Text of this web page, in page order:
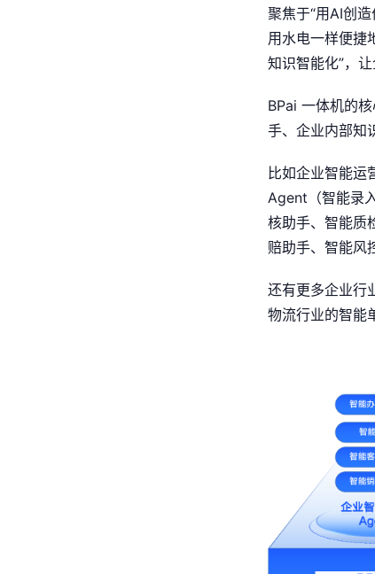
聚焦于“用AI创
用水电一样便捷
知识智能化”，
BPai 一体机的
手、企业内部知
比如企业智能运
Agent（智能录
核助手、智能质
赔助手、智能风
还有更多企业行
物流行业的智能